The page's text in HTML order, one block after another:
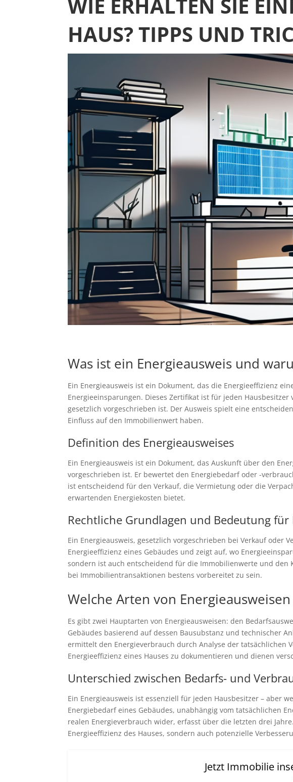
WIE ERHALTEN SIE
HAUS? TIPPS UND
Was ist ein Energieausweis und
Ein Energieausweis ist ein Dokument, das die Energieeffizienz
Energieeinsparungen. Dieses Zertifikat ist für jeden
gesetzlich vorgeschrieben ist. Der Ausweis spielt eine
Einfluss auf den Immobilienwert haben.
Definition des Energieausweises
Ein Energieausweis ist ein Dokument, das Auskunft über den
vorgeschrieben ist. Er bewertet den Energiebedarf oder -
ist entscheidend für den Verkauf, die Vermietung oder die
erwartenden Energiekosten bietet.
Rechtliche Grundlagen und Bedeutung für
Ein Energieausweis, gesetzlich vorgeschrieben bei Verkauf
Energieeffizienz eines Gebäudes und zeigt auf, wo
sondern ist auch entscheidend für die Immobilienwerte und den
bei Immobilientransaktionen bestens vorbereitet zu sein.
Welche Arten von
Es gibt zwei Hauptarten von Energieausweisen: den
Gebäudes basierend auf dessen Bausubstanz und technischer
ermittelt den Energieverbrauch durch Analyse der tatsächlichen
Energieeffizienz eines Hauses zu dokumentieren und dienen
Unterschied zwischen Bedarfs- und
Ein Energieausweis ist essenziell für jeden Hausbesitzer – aber
Energiebedarf eines Gebäudes, unabhängig vom tatsächlichen
realen Energieverbrauch wider, erfasst über die letzten drei
Energieeffizienz des Hauses, sondern auch potenzielle
Jetzt Immobilie